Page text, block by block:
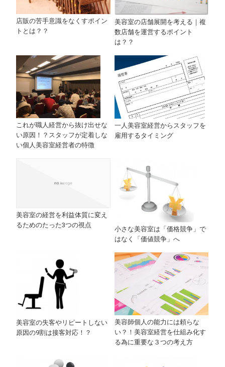
店販の苦手意識をなくすポイン
トとは？？
美容室の店舗展開を考える｜複
数店舗を運営するポイント
は？？
これが職人経営から抜け出せな
い原因！？スタッフが定着しな
い個人美容室経営者の特徴
一人美容室経営からスタッフを
雇用するタイミング
美容室の経営を利益体質に変え
るためのたった3つの視点
小さな美容室は「価格競争」で
はなく「価値競争」へ
美容室の失客やリピートしない
原因の9割は接客対応！？
美容師個人の能力には頼らな
い？！美容室経営を仕組み化す
る為に重要な３つの考え方